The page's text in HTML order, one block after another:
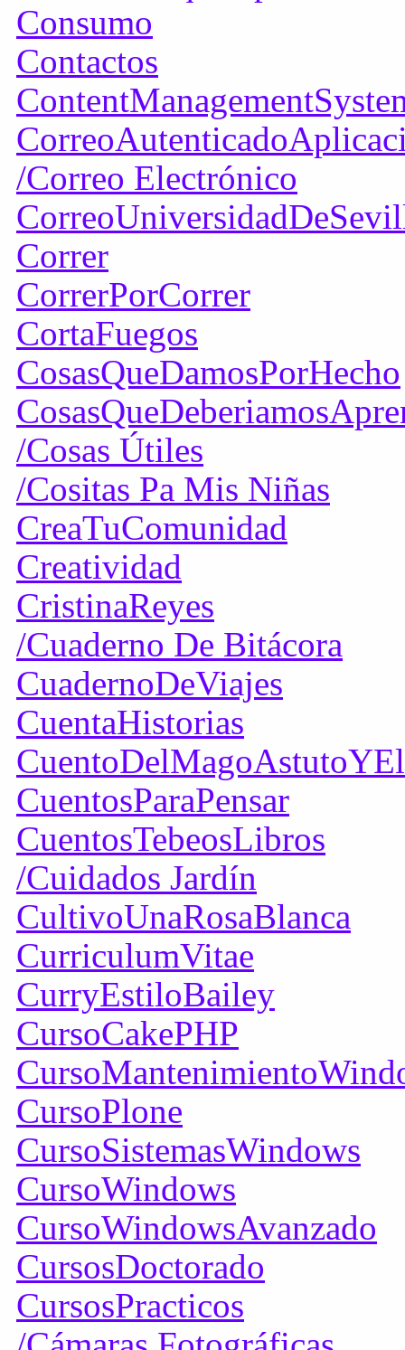
Consumo
Contactos
/Correo Electrónico
Correr
CorrerPorCorrer
CortaFuegos
CosasQueDamosPorHecho
/Cosas Útiles
/Cositas Pa Mis Niñas
CreaTuComunidad
Creatividad
CristinaReyes
/Cuaderno De Bitácora
CuadernoDeViajes
CuentaHistorias
CuentosParaPensar
CuentosTebeosLibros
/Cuidados Jardín
CultivoUnaRosaBlanca
CurriculumVitae
CurryEstiloBailey
CursoCakePHP
CursoPlone
CursoSistemasWindows
CursoWindows
CursoWindowsAvanzado
CursosDoctorado
CursosPracticos